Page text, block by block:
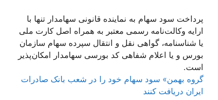
پرداخت سود سهام به نماینده قانونی سهامدار تنها با
ارايه وکالت‌نامه رسمی معتبر به همراه اصل کارت ملی
یا شناسنامه، گواهی نقل و انتقال سپرده سهام سازمان
بورس و یا اعلام شفاهی کد بورسی سهامدار امکان‌پذیر
است.
گروه بهمن» سود سهام خود را در شعب بانک صادرات
ایران دریافت کنند